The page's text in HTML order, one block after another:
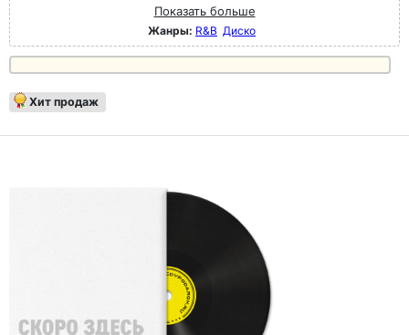
Показать больше
Жанры: R&B Диско
Хит продаж